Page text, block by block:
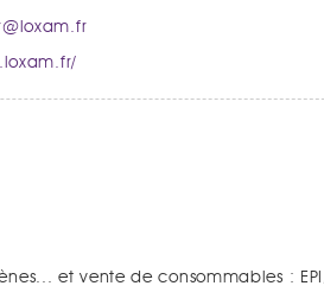
et vente de consommables :